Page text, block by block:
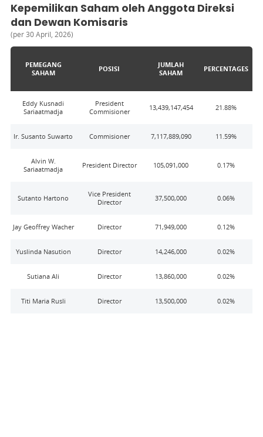
Kepemilikan Saham oleh Anggota Direksi
dan Dewan Komisaris
(per 30 April, 2026)
PEMEGANG
SAHAM
POSISI
JUMLAH
SAHAM
PERCENTAGES
Eddy Kusnadi
Sariaatmadja
President
Commisioner
13,439,147,454 21.88%
Ir. Susanto Suwarto Commisioner 7,117,889,090 11.59%
Alvin W.
Sariaatmadja
President Director 105,091,000 0.17%
Sutanto Hartono
Vice President
Director
37,500,000 0.06%
Jay Geoffrey Wacher Director 71,949,000 0.12%
Yuslinda Nasution Director 14,246,000 0.02%
Sutiana Ali Director 13,860,000 0.02%
Titi Maria Rusli Director 13,500,000 0.02%